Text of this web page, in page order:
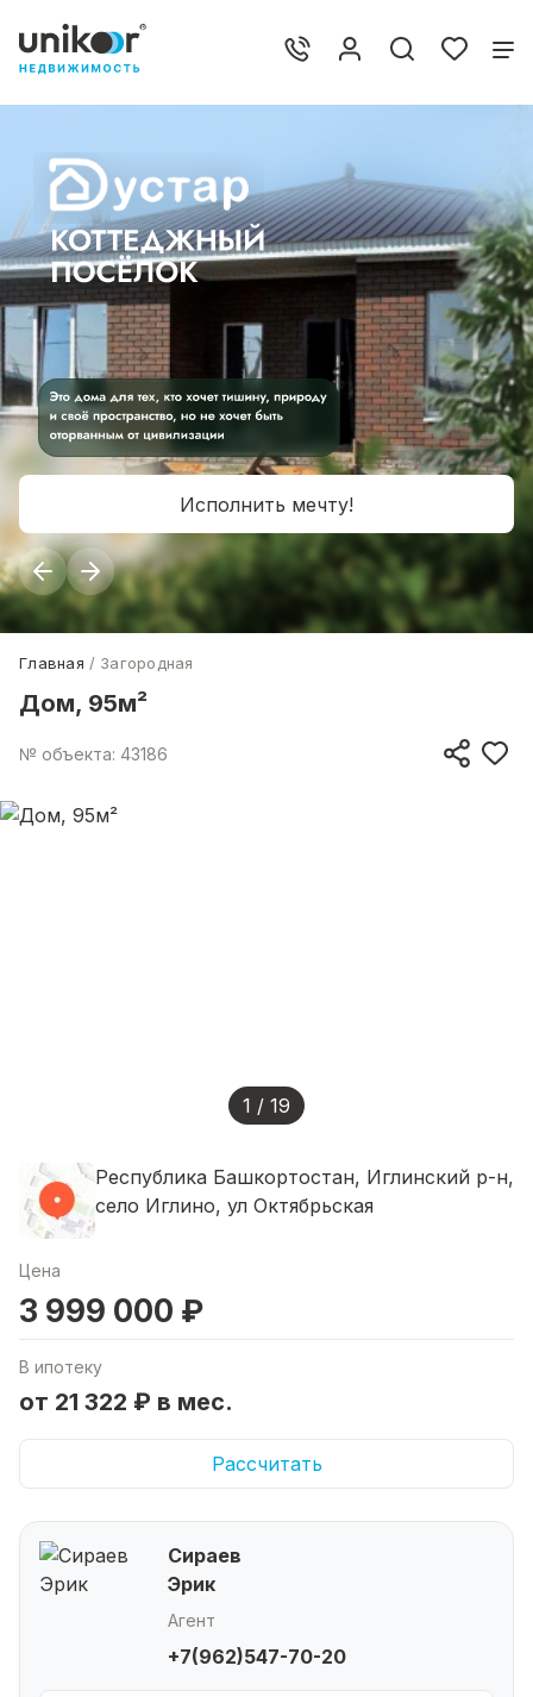
Исполнить мечту!
Главная Загородная
Дом, 95м²
№ объекта: 43186
1 / 19
Республика Башкортостан, Иглинский р-н,
село Иглино, ул Октябрьская
Цена
3 999 000 ₽
В ипотеку
от 21 322 ₽ в мес.
Рассчитать
Сираев
Эрик
Агент
+7(962)547-70-20